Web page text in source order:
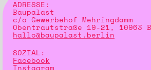
ADRESSE:
Baupalast
c/o Gewerbehof Mehringdamm
Obentrautstraße 19-21, 10963
hallo@baupalast.berlin
SOZIAL:
Facebook
Instagram